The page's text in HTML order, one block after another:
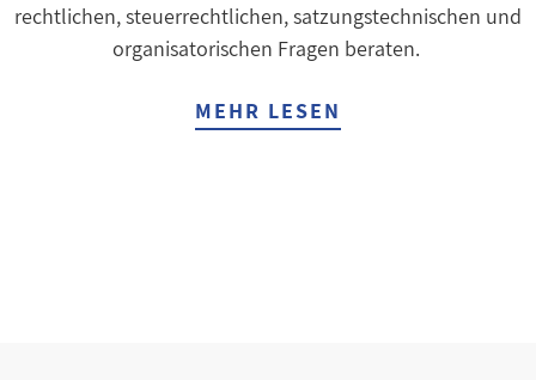
rechtlichen, steuerrechtlichen, satzungstechnischen und
organisatorischen Fragen beraten.
MEHR LESEN